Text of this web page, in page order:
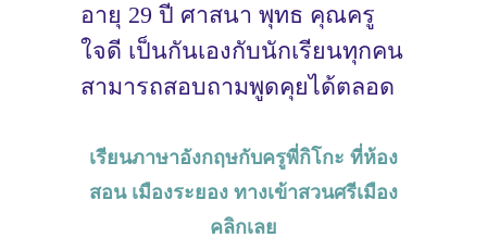
อายุ 29 ปี ศาสนา พุทธ คุณครู
ใจดี เป็นกันเองกับนักเรียนทุกคน
สามารถสอบถามพูดคุยได้ตลอด
เรียนภาษาอังกฤษกับครูพี่กิโกะ ที่ห้อง
สอน เมืองระยอง ทางเข้าสวนศรีเมือง
คลิกเลย